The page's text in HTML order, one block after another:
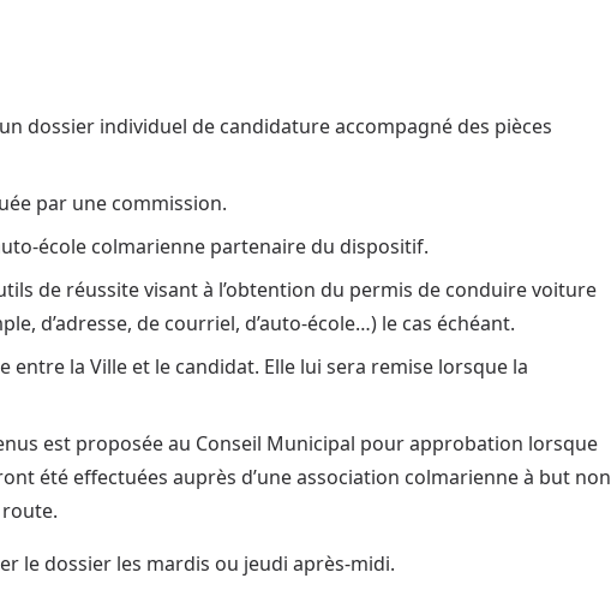
dossier individuel de candidature accompagné des pièces
par une commission.
école colmarienne partenaire du dispositif.
de réussite visant à l’obtention du permis de conduire voiture
d’adresse, de courriel, d’auto-école…) le cas échéant.
entre la Ville et le candidat. Elle lui sera remise lorsque la
est proposée au Conseil Municipal pour approbation lorsque
été effectuées auprès d’une association colmarienne à but non
le dossier les mardis ou jeudi après-midi.